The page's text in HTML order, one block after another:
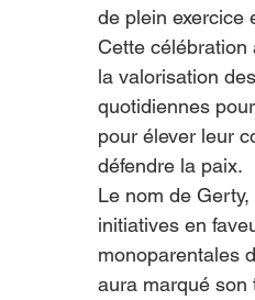
de plein exercice
Cette célébration
la valorisation
quotidiennes
pour élever leur
défendre la paix.
Le nom de
initiatives en
monoparentales
aura marqué son